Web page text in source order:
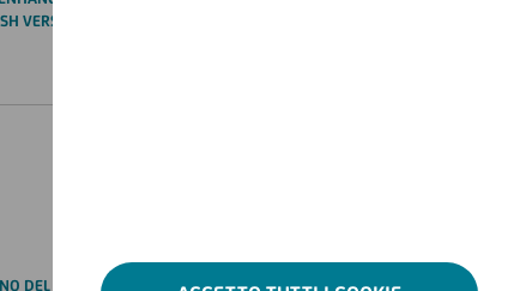
VERSION
DEL CONTACT CENTER PER I NON CLIENTI - VERSIONE IN ITALIANO